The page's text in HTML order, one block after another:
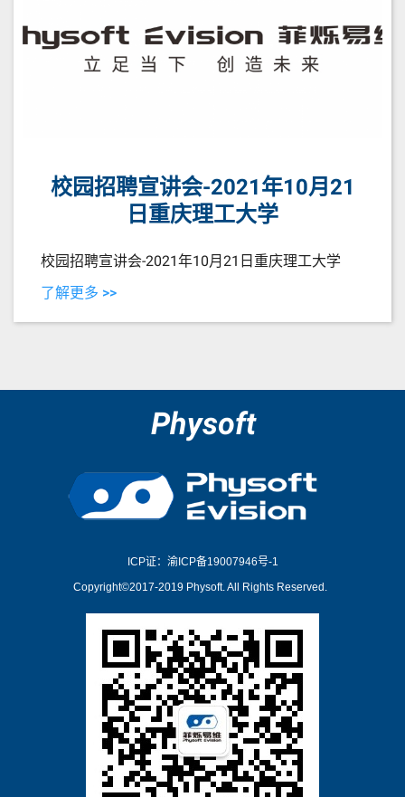
校园招聘宣讲会-2021年10月21
日重庆理工大学
校园招聘宣讲会-2021年10月21日重庆理工大学
了解更多 >>
Physoft
ICP证：渝ICP备19007946号-1
Copyright©2017-2019 Physoft. All Rights Reserved.